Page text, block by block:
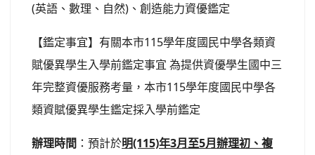
(英語、數理、自然)、創造能力資優鑑定
【鑑定事宜】有關本市115學年度國民中學各類資
賦優異學生入學前鑑定事宜 為提供資優學生國中三
年完整資優服務考量，本市115學年度國民中學各
類資賦優異學生鑑定採入學前鑑定
辦理時間 ：預計於明(115)年3月至5月辦理初、複